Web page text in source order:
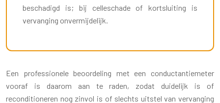
beschadigd is; bij celleschade of kortsluiting is
vervanging onvermijdelijk.
Een professionele beoordeling met een conductantiemeter
vooraf is daarom aan te raden, zodat duidelijk is of
reconditioneren nog zinvol is of slechts uitstel van vervanging